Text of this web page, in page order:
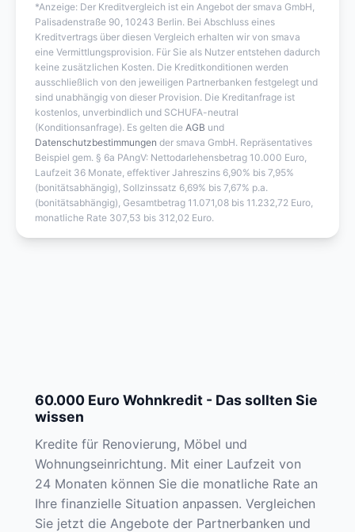
*Anzeige: Der Kreditvergleich ist ein Angebot der smava GmbH,
Palisadenstraße 90, 10243 Berlin. Bei Abschluss eines
Kreditvertrags über diesen Vergleich erhalten wir von smava
eine Vermittlungsprovision. Für Sie als Nutzer entstehen dadurch
keine zusätzlichen Kosten. Die Kreditkonditionen werden
ausschließlich von den jeweiligen Partnerbanken festgelegt und
sind unabhängig von dieser Provision. Die Kreditanfrage ist
kostenlos, unverbindlich und SCHUFA-neutral
(Konditionsanfrage). Es gelten die AGB und
Datenschutzbestimmungen der smava GmbH. Repräsentatives
Beispiel gem. § 6a PAngV: Nettodarlehensbetrag 10.000 Euro,
Laufzeit 36 Monate, effektiver Jahreszins 6,90% bis 7,95%
(bonitätsabhängig), Sollzinssatz 6,69% bis 7,67% p.a.
(bonitätsabhängig), Gesamtbetrag 11.071,08 bis 11.232,72 Euro,
monatliche Rate 307,53 bis 312,02 Euro.
60.000 Euro Wohnkredit - Das sollten Sie
wissen
Kredite für Renovierung, Möbel und
Wohnungseinrichtung. Mit einer Laufzeit von
24 Monaten können Sie die monatliche Rate an
Ihre finanzielle Situation anpassen. Vergleichen
Sie jetzt die Angebote der Partnerbanken und